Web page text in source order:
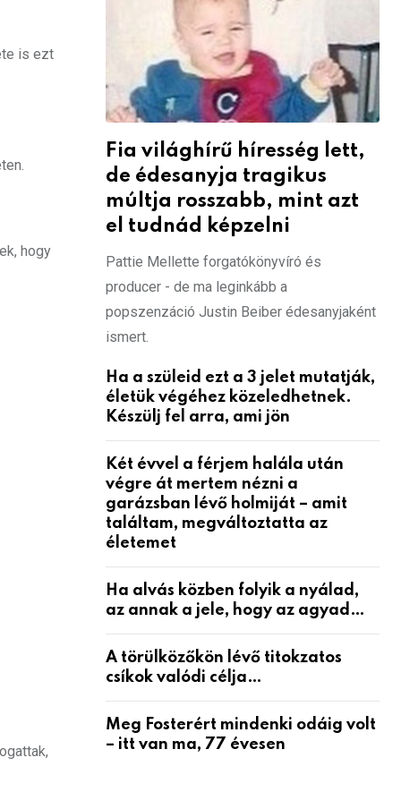
is ezt
hogy
Fia világhírű híresség lett,
de édesanyja tragikus
múltja rosszabb, mint azt
el tudnád képzelni
Pattie Mellette forgatókönyvíró és
producer - de ma leginkább a
popszenzáció Justin Beiber édesanyjaként
ismert.
Ha a szüleid ezt a 3 jelet mutatják,
életük végéhez közeledhetnek.
Készülj fel arra, ami jön
Két évvel a férjem halála után
végre át mertem nézni a
garázsban lévő holmiját – amit
találtam, megváltoztatta az
életemet
Ha alvás közben folyik a nyálad,
az annak a jele, hogy az agyad…
A törülközőkön lévő titokzatos
csíkok valódi célja…
Meg Fosterért mindenki odáig volt
– itt van ma, 77 évesen